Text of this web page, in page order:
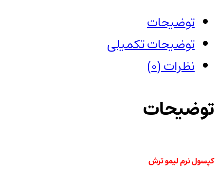
توضیحات
توضیحات تکمیلی
نظرات (0)
توضیحات
کپسول نرم لیمو ترش